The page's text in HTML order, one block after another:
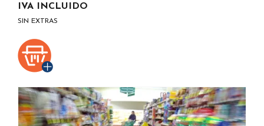
IVA INCLUIDO
SIN EXTRAS